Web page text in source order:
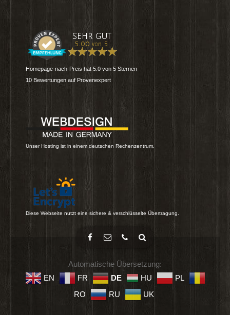
Homepage-nach-Preis hat 5.0 von 5 Sternen
10 Bewertungen auf Provenexpert
Unser Hosting ist in einem deutschen Rechenzentrum.
Diese Webseite nutzt eine sichere & verschlüsselte Übertragung.
Automatische Übersetzung:
EN
FR DE HU
PL
RO
RU UK